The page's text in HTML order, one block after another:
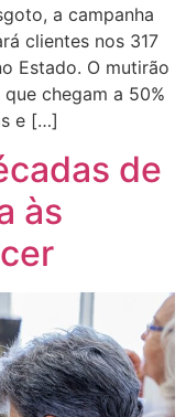
a campanha
clientes nos 317
Estado. O mutirão
chegam a 50%
e […]
de
às